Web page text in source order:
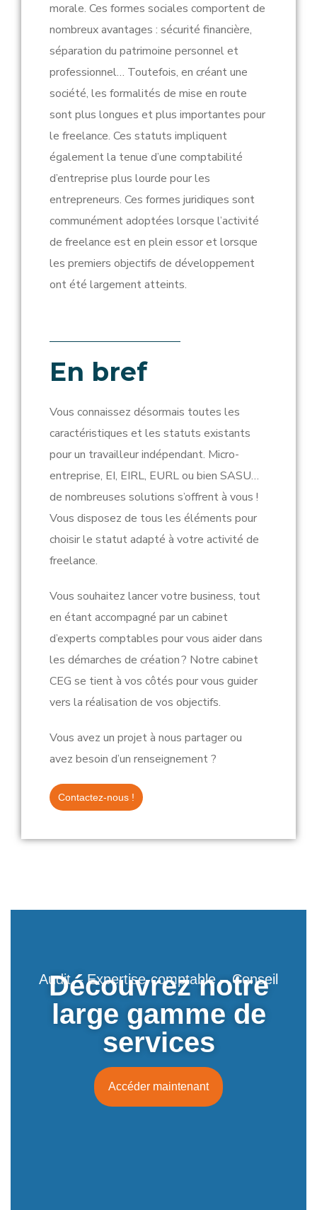
morale. Ces formes sociales comportent de
nombreux avantages : sécurité financière,
séparation du patrimoine personnel et
professionnel… Toutefois, en créant une
société, les formalités de mise en route
sont plus longues et plus importantes pour
le freelance. Ces statuts impliquent
également la tenue d’une comptabilité
d’entreprise plus lourde pour les
entrepreneurs. Ces formes juridiques sont
communément adoptées lorsque l’activité
de freelance est en plein essor et lorsque
les premiers objectifs de développement
ont été largement atteints.
En bref
Vous connaissez désormais toutes les
caractéristiques et les statuts existants
pour un travailleur indépendant. Micro-
entreprise, EI, EIRL, EURL ou bien SASU…
de nombreuses solutions s’offrent à vous !
Vous disposez de tous les éléments pour
choisir le statut adapté à votre activité de
freelance.
Vous souhaitez lancer votre business, tout
en étant accompagné par un cabinet
d’experts comptables pour vous aider dans
les démarches de création ? Notre cabinet
CEG se tient à vos côtés pour vous guider
vers la réalisation de vos objectifs.
Vous avez un projet à nous partager ou
avez besoin d’un renseignement ?
Contactez-nous !
Audit – Expertise-comptable – Conseil
Découvrez notre
large gamme de
services
Accéder maintenant